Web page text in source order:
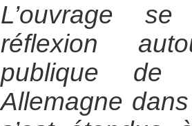
L’ouvrage
réflexion
publique de
Allemagne